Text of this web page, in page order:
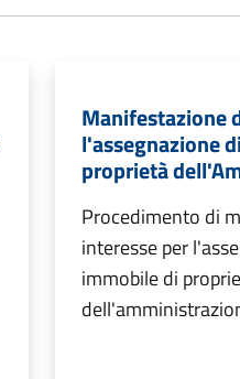
Manifestazione
l'assegnazione
proprietà
Procedimento di
interesse per
immobile di